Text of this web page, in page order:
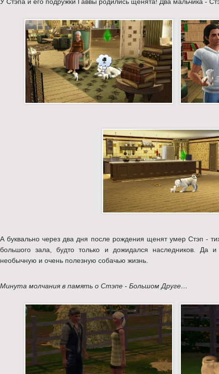
А буквально через два дня после рождения щенят умер Стэп -
большого зала, будто только и дожидался наследников. Да
необычную и очень полезную собачью жизнь.
Минута молчания в память о Стэпе - Большом Друге…